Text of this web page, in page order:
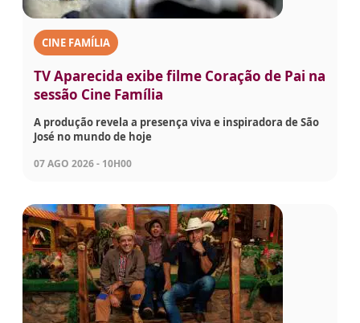
CINE FAMÍLIA
TV Aparecida exibe filme Coração de Pai na
sessão Cine Família
A produção revela a presença viva e inspiradora de São
José no mundo de hoje
07 AGO 2026 - 10H00